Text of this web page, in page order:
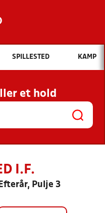
Hvad vil du søge efter?
OG NYHEDER
KLUBBER OG
SPILLESTED KAMP
et hold
I.F.
Pulje 3